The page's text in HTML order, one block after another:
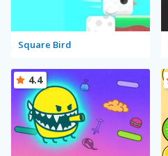
Square Bird
4.4